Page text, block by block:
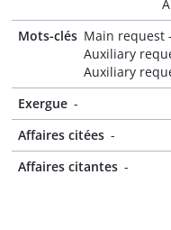
Mots-clés Main request
Auxiliary
Auxiliary
Exergue -
Affaires citées -
Affaires citantes -